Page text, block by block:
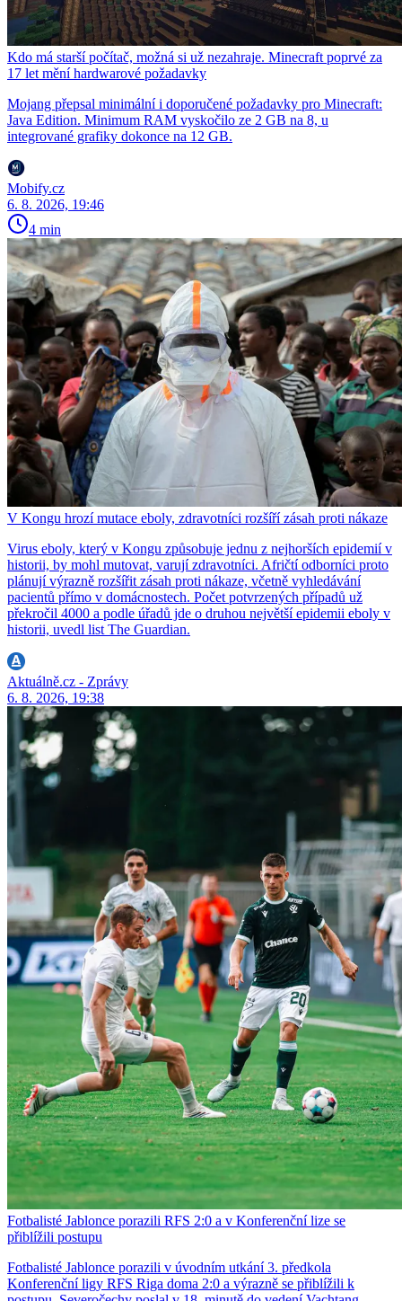
Kdo má starší počítač, možná si už nezahraje. Minecraft poprvé za
17 let mění hardwarové požadavky
Mojang přepsal minimální i doporučené požadavky pro Minecraft:
Java Edition. Minimum RAM vyskočilo ze 2 GB na 8, u
integrované grafiky dokonce na 12 GB.
Mobify.cz
6. 8. 2026, 19:46
4 min
V Kongu hrozí mutace eboly, zdravotníci rozšíří zásah proti nákaze
Virus eboly, který v Kongu způsobuje jednu z nejhorších epidemií v
historii, by mohl mutovat, varují zdravotníci. Afričtí odborníci proto
plánují výrazně rozšířit zásah proti nákaze, včetně vyhledávání
pacientů přímo v domácnostech. Počet potvrzených případů už
překročil 4000 a podle úřadů jde o druhou největší epidemii eboly v
historii, uvedl list The Guardian.
Aktuálně.cz - Zprávy
6. 8. 2026, 19:38
Fotbalisté Jablonce porazili RFS 2:0 a v Konferenční lize se
přiblížili postupu
Fotbalisté Jablonce porazili v úvodním utkání 3. předkola
Konferenční ligy RFS Riga doma 2:0 a výrazně se přiblížili k